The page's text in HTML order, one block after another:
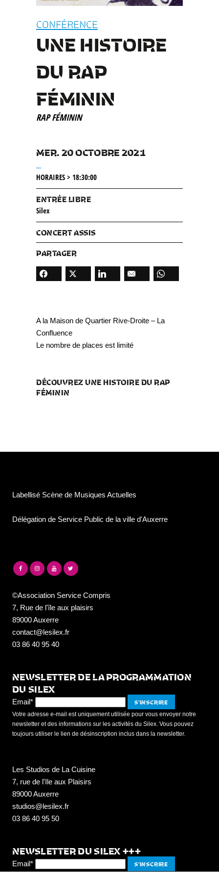
CONFÉRENCE
UNE HISTOIRE
DU RAP
FÉMININ
RAP FÉMININ
MER. 20 OCTOBRE 2021
HORAIRES > 18:30:00
ENTRÉE LIBRE
Silex
CONCERT ASSIS
PARTAGER
A la Maison de Quartier Rive-Droite – La
Confluence
Le nombre de places est limité
DÉCOUVREZ UNE HISTOIRE DU RAP
FÉMININ
Labellisé Scène de Musiques Actuelles
Délégation de Service Public de la ville d'Auxerre
©Association Service Compris
7, Rue de l'île aux plaisirs
89000 Auxerre
contact@lesilex.fr
03 86 40 95 40
NEWSLETTER DE LA PROGRAMMATION
DU SILEX
Email*
Votre adresse e-mail est uniquement utilisée pour vous envoyer notre
newsletter et des informations sur les activités du Silex. Vous pouvez
toujours utiliser le lien de désinscription inclus dans la newsletter.
Les Studios de La Cuisine
7, rue de l'Ile aux Plaisirs
89000 Auxerre
studios@lesilex.fr
03 86 40 95 50
NEWSLETTER DU SILEX +++
Email*